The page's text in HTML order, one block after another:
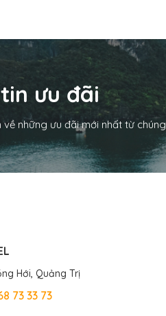
ưu đãi
những ưu đãi mới nhất từ
Hới, Quảng Trị
73 33 73